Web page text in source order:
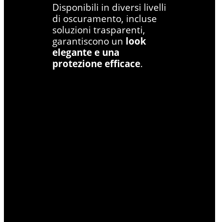
Disponibili in diversi livelli
di oscuramento, incluse
soluzioni trasparenti,
garantiscono un look
elegante e una
protezione efficace.